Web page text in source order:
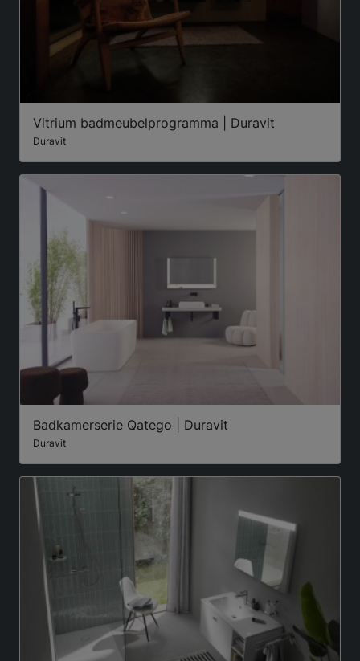
Vitrium badmeubelprogramma | Duravit
Duravit
Badkamerserie Qatego | Duravit
Duravit